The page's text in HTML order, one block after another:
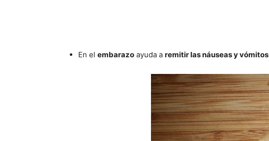
En el embarazo ayuda a remitir las náuseas y vómitos